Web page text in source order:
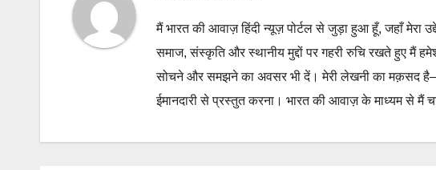
मैं भारत की आवाज़ हिंदी न्यूज़ पोर्टल से जुड़ा हुआ हूँ, जहाँ मेरा
समाज, संस्कृति और स्थानीय मुद्दों पर गहरी रुचि रखते हुए मैं
सोचने और समझने का अवसर भी दें। मेरी लेखनी का मक़सद
ईमानदारी से प्रस्तुत करना। भारत की आवाज़ के माध्यम से